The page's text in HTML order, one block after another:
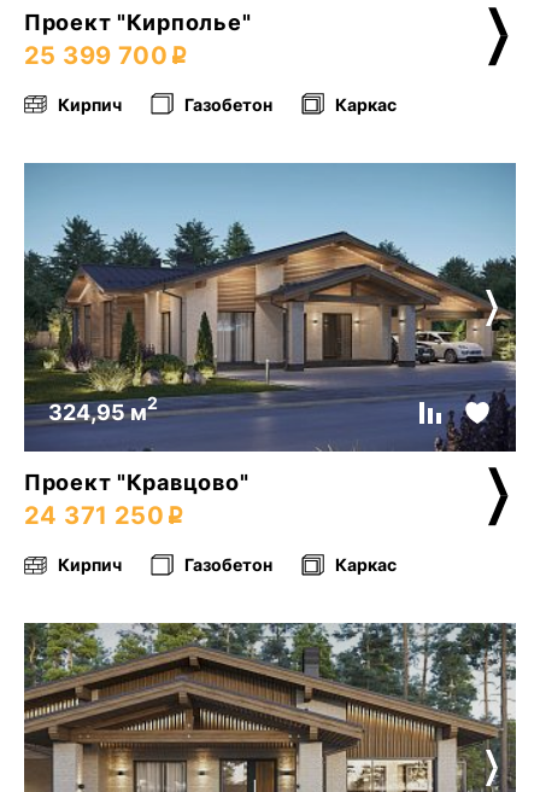
Проект "Кирполье"
25 399 700
Кирпич Газобетон Каркас
324,95 м2
Проект "Кравцово"
24 371 250
Кирпич Газобетон Каркас